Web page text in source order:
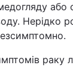
або
Нерідко
раку